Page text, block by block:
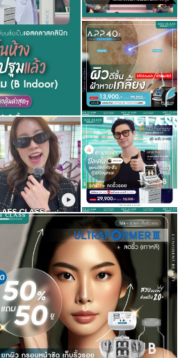
รงานโดยทีมงานรุ่นใหม่ได้เข้ามา
ละภาพลักษณ์ของพงศ์ศักดิ์คลินิกให้ทัน
ผู้รับบริการที่มีหลากหลายกลุ่มและมุ่งมั่น
ดับสากลต่อไป